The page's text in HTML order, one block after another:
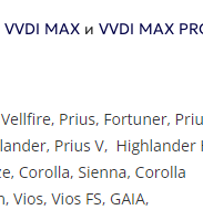
VVDI MAX и VVDI MAX